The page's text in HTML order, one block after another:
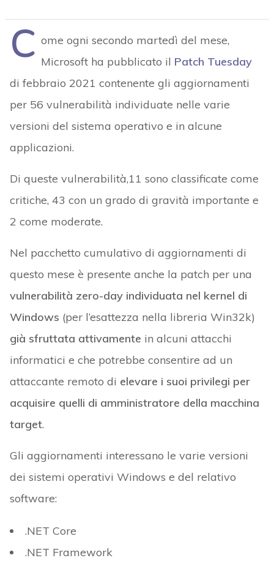
C ome ogni secondo martedì del mese,
Microsoft ha pubblicato il Patch Tuesday
di febbraio 2021 contenente gli aggiornamenti
per 56 vulnerabilità individuate nelle varie
versioni del sistema operativo e in alcune
applicazioni.
Di queste vulnerabilità,11 sono classificate come
critiche, 43 con un grado di gravità importante e
2 come moderate.
Nel pacchetto cumulativo di aggiornamenti di
questo mese è presente anche la patch per una
vulnerabilità zero-day individuata nel kernel di
Windows (per l’esattezza nella libreria Win32k)
già sfruttata attivamente in alcuni attacchi
informatici e che potrebbe consentire ad un
attaccante remoto di elevare i suoi privilegi per
acquisire quelli di amministratore della macchina
target.
Gli aggiornamenti interessano le varie versioni
dei sistemi operativi Windows e del relativo
software:
.NET Core
.NET Framework